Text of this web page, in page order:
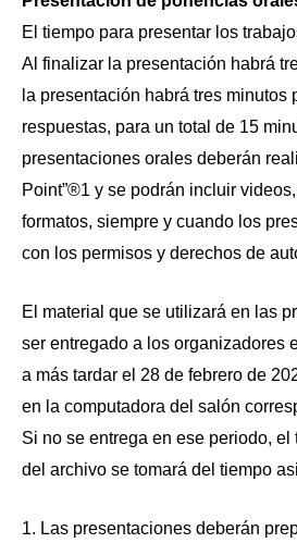
El tiempo para presentar los
Al finalizar la presentación habrá
la presentación habrá tres minutos
respuestas, para un total de 15
presentaciones orales deberán
Point”®1 y se podrán incluir
formatos, siempre y cuando los
con los permisos y derechos de
El material que se utilizará en las
ser entregado a los organizadores
a más tardar el 28 de febrero de
en la computadora del salón
Si no se entrega en ese periodo,
del archivo se tomará del tiempo
1. Las presentaciones deberán